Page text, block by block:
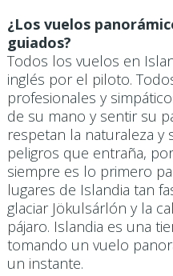
¿Los vuelos
guiados?
Todos los vuelos en
inglés por el piloto.
profesionales y
de su mano y sentir su
respetan la naturaleza
peligros que entraña,
siempre es lo primero
lugares de Islandia tan
glaciar Jökulsárlón y la
pájaro. Islandia es una
tomando un vuelo
un instante.